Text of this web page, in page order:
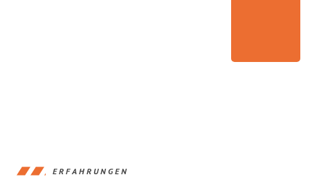
ERFAHRUNGEN